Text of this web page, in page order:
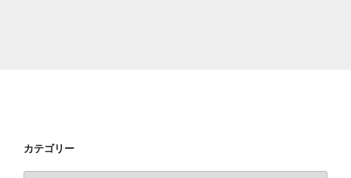
カテゴリー